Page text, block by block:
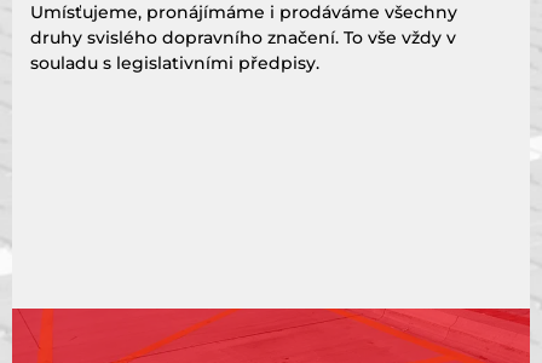
Umísťujeme, pronájímáme i prodáváme všechny
druhy svislého dopravního značení. To vše vždy v
souladu s legislativními předpisy.